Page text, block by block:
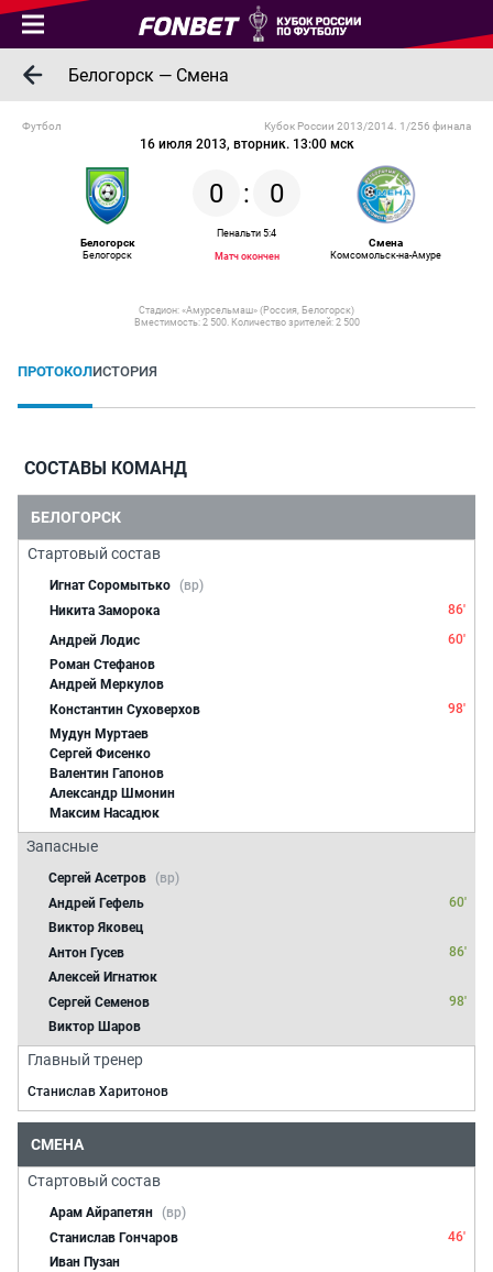
Белогорск — Смена
Футбол
16 июля 2013, вторник. 13:00 мск
Кубок России 2013/2014. 1/256 финала
Белогорск
Белогорск
0 : 0
Пенальти 5:4
Матч окончен
Смена
Комсомольск-на-Амуре
Стадион: «Амурсельмаш» (Россия, Белогорск)
Вместимость: 2 500. Количество зрителей: 2 500
ПРОТОКОЛИСТОРИЯ
СОСТАВЫ КОМАНД
БЕЛОГОРСК
Стартовый состав
Игнат Соромытько (вр)
Никита Заморока
86'
Андрей Лодис
60'
Роман Стефанов
Андрей Меркулов
Константин Суховерхов
98'
Мудун Муртаев
Сергей Фисенко
Валентин Гапонов
Александр Шмонин
Максим Насадюк
Запасные
Сергей Асетров
(вр)
Андрей Гефель
60'
Виктор Яковец
Антон Гусев
86'
Алексей Игнатюк
Сергей Семенов
98'
Виктор Шаров
Главный тренер
Станислав Харитонов
СМЕНА
Стартовый состав
Арам Айрапетян (вр)
Станислав Гончаров
46'
Иван Пузан